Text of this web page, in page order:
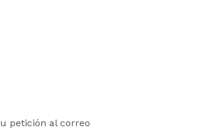
petición al correo